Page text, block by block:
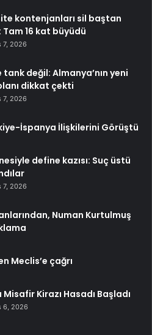
kontenjanları sil baştan
16 kat büyüdü
7, 2026
tank değil: Almanya’nın yeni
dikkat çekti
7, 2026
İspanya İlişkilerini Görüştü
define kazısı: Suç üstü
7, 2026
Numan Kurtulmuş
Meclis’e çağrı
Misafir Kirazı Hasadı Başladı
6, 2026